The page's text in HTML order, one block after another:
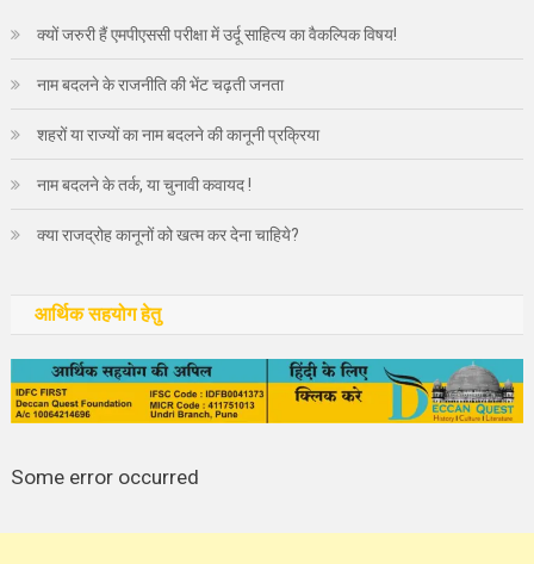
क्यों जरुरी हैं एमपीएससी परीक्षा में उर्दू साहित्य का वैकल्पिक विषय!
नाम बदलने के राजनीति की भेंट चढ़ती जनता
शहरों या राज्यों का नाम बदलने की कानूनी प्रक्रिया
नाम बदलने के तर्क, या चुनावी कवायद !
क्या राजद्रोह कानूनों को खत्म कर देना चाहिये?
आर्थिक सहयोग हेतु
Some error occurred